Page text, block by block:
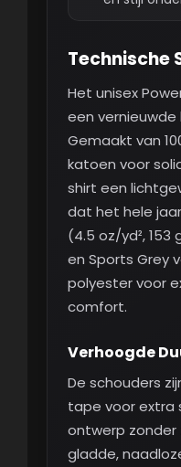
Technische
Het unisex
een
Gemaakt van
katoen voor
shirt een
dat het hele
(4.5 oz/yd², 153
en Sports Grey
polyester voor
comfort.
Verhoogde
De schouders
tape voor extra
ontwerp zonder
gladde,